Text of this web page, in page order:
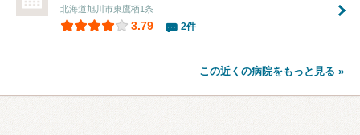
北海道旭川市東鷹栖1条
3.79 2件
この近くの病院をもっと見る »